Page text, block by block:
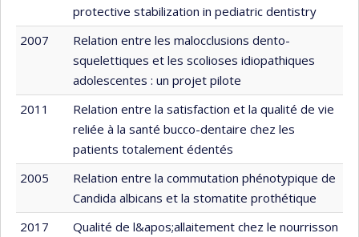
protective stabilization in pediatric dentistry
2007
Relation entre les malocclusions dento-
squelettiques et les scolioses idiopathiques
adolescentes : un projet pilote
2011
Relation entre la satisfaction et la qualité de vie
reliée à la santé bucco-dentaire chez les
patients totalement édentés
2005
Relation entre la commutation phénotypique de
Candida albicans et la stomatite prothétique
2017
Qualité de l&apos;allaitement chez le nourrisson